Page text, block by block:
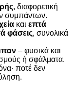
, διαφορετική
συμπάντων.
και επτά
φάσεις, συνολικά
– φυσικά και
ή σφάλματα.
ποτέ δεν